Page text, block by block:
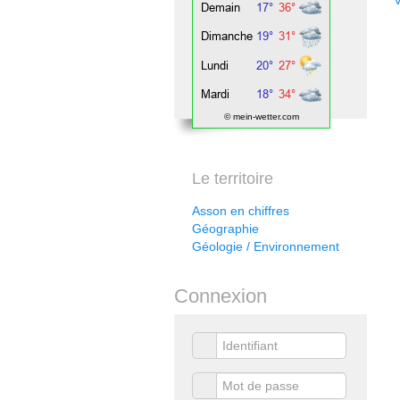
© mein-wetter.com
Le territoire
Asson en chiffres
Géographie
Géologie / Environnement
Connexion